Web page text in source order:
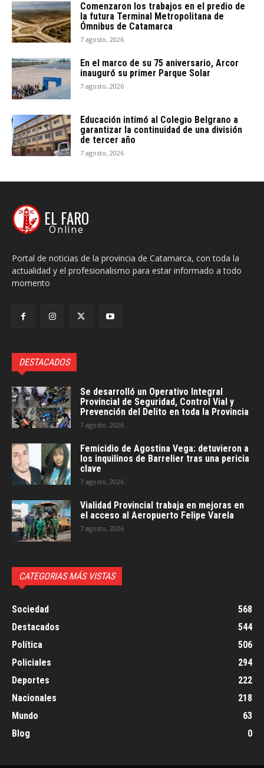
Comenzaron los trabajos en el predio de
la futura Terminal Metropolitana de
Ómnibus de Catamarca
7 agosto, 2026
En el marco de su 75 aniversario, Arcor
inauguró su primer Parque Solar
7 agosto, 2026
Educación intimó al Colegio Belgrano a
garantizar la continuidad de una división
de tercer año
7 agosto, 2026
EL FARO
Online
Portal de noticias de la provincia de Catamarca, con toda la
actualidad y el profesionalismo para estar informado a todo
momento
DESTACADOS
Se desarrolló un Operativo Integral
Provincial de Seguridad, Control Vial y
Prevención del Delito en toda la Provincia
7 agosto, 2026
Femicidio de Agostina Vega: detuvieron a
los inquilinos de Barrelier tras una pericia
clave
7 agosto, 2026
Vialidad Provincial trabaja en mejoras en
el acceso al Aeropuerto Felipe Varela
7 agosto, 2026
CATEGORIAS MÁS VISTAS
Sociedad
568
Destacados
544
Política
506
Policiales
294
Deportes
222
Nacionales
218
Mundo
63
Blog
0